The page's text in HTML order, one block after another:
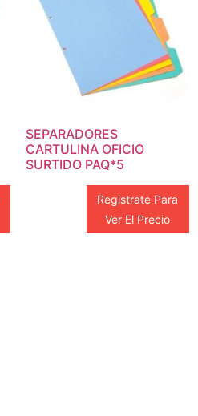
SEPARADORES
CARTULINA OFICIO
SURTIDO PAQ*5
Registrate Para
Ver El Precio